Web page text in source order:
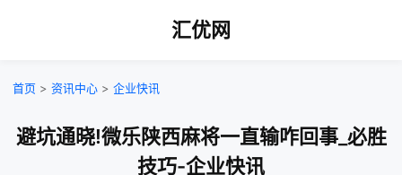
汇优网
首页 > 资讯中心 > 企业快讯
避坑通晓!微乐陕西麻将一直输咋回事_必胜
技巧-企业快讯